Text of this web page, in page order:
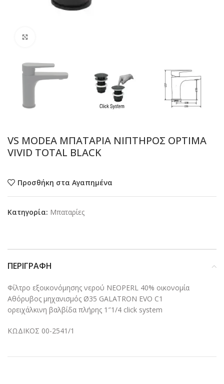
VS MODEA ΜΠΑΤΑΡΙΑ ΝΙΠΤΗΡΟΣ OPTIMA
VIVID TOTAL BLACK
Προσθήκη στα Αγαπημένα
Κατηγορία: Μπαταρίες
ΠΕΡΙΓΡΑΦΉ
Φίλτρο εξοικονόμησης νερού NEOPERL 40% οικονομία
Αθόρυβος μηχανισμός Ø35 GALATRON EVO C1
ορειχάλκινη βαλβίδα πλήρης 1″1/4 click system
ΚΩΔΙΚΟΣ 00-2541/1